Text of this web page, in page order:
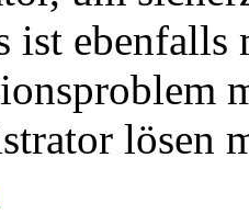
ist ebenfalls
lösen